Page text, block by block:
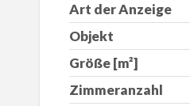
Art der Anzeige
Objekt
Größe [m²]
Zimmeranzahl